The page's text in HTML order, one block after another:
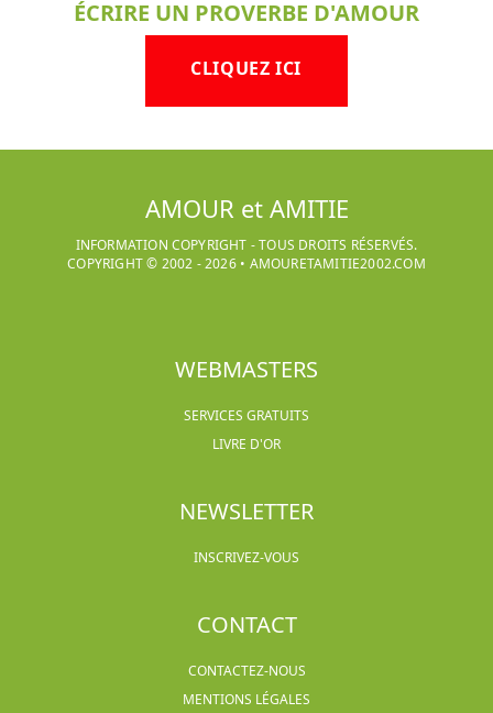
ÉCRIRE UN PROVERBE D'AMOUR
CLIQUEZ ICI
AMOUR et AMITIE
INFORMATION COPYRIGHT - TOUS DROITS RÉSERVÉS.
COPYRIGHT © 2002 -2026• AMOURETAMITIE2002.COM
WEBMASTERS
SERVICES GRATUITS
LIVRE D'OR
NEWSLETTER
INSCRIVEZ-VOUS
CONTACT
CONTACTEZ-NOUS
MENTIONS LÉGALES